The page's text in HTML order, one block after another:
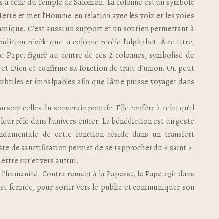
celle du Temple de Salomon. La colonne est un symbole
et met l’Homme en relation avec les voix et les voies
C’est aussi un support et un soutien permettant à
révèle que la colonne recèle l’alphabet. À ce titre,
figuré au centre de ces 2 colonnes, symbolise de
Dieu et confirme sa fonction de trait d’union. On peut
et impalpables afin que l’âme puisse voyager dans
sont celles du souverain pontife. Elle confère à celui qu’il
rôle dans l’univers entier. La bénédiction est un geste
de cette fonction réside dans un transfert
de sanctification permet de se rapprocher du « saint ».
sur et vers autrui.
Contrairement à la Papesse, le Pape agit dans
fermée, pour sortir vers le public et communiquer son